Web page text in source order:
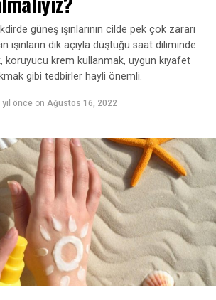
etmeyin
neden olmaması için toz
bir çıkarılarak temizlenmesi
ise mutlaka yetkili servis tarafından
belge topluyor
güneş ışınlarının cilde pek çok zararı
ışınların dik açıyla düştüğü saat diliminde
koruyucu krem kullanmak, uygun kıyafet
gibi tedbirler hayli önemli.
yıl önce on Ağustos 16, 2022